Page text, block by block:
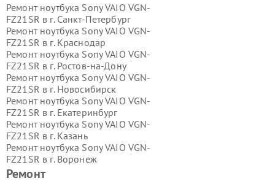
Ремонт
Ремонт ноутбука Sony VAIO VGN-
FZ21SR в г. Санкт-Петербург
Ремонт ноутбука Sony VAIO VGN-
FZ21SR в г. Краснодар
Ремонт ноутбука Sony VAIO VGN-
FZ21SR в г. Ростов-на-Дону
Ремонт ноутбука Sony VAIO VGN-
FZ21SR в г. Новосибирск
Ремонт ноутбука Sony VAIO VGN-
FZ21SR в г. Екатеринбург
Ремонт ноутбука Sony VAIO VGN-
FZ21SR в г. Казань
Ремонт ноутбука Sony VAIO VGN-
FZ21SR в г. Воронеж
Ремонт ноутбука Sony VAIO VGN-
FZ21SR в г.